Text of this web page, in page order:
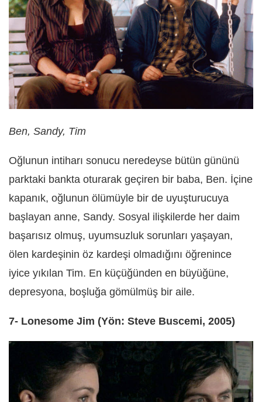
Ben, Sandy, Tim
Oğlunun intiharı sonucu neredeyse bütün gününü
parktaki bankta oturarak geçiren bir baba, Ben. İçine
kapanık, oğlunun ölümüyle bir de uyuşturucuya
başlayan anne, Sandy. Sosyal ilişkilerde her daim
başarısız olmuş, uyumsuzluk sorunları yaşayan,
ölen kardeşinin öz kardeşi olmadığını öğrenince
iyice yıkılan Tim. En küçüğünden en büyüğüne,
depresyona, boşluğa gömülmüş bir aile.
7- Lonesome Jim (Yön: Steve Buscemi, 2005)